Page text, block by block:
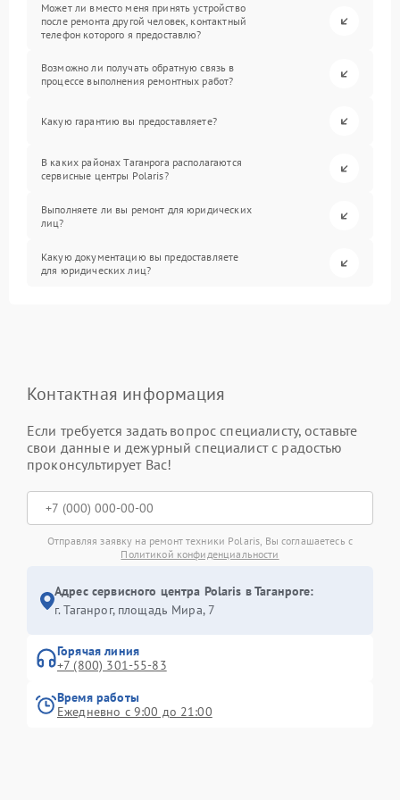
Может ли вместо меня принять устройство
после ремонта другой человек, контактный
телефон которого я предоставлю?
Возможно ли получать обратную связь в
процессе выполнения ремонтных работ?
Какую гарантию вы предоставляете?
В каких районах Таганрога располагаются
сервисные центры Polaris?
Выполняете ли вы ремонт для юридических
лиц?
Какую документацию вы предоставляете
для юридических лиц?
Контактная информация
Если требуется задать вопрос специалисту, оставьте
свои данные и дежурный специалист с радостью
проконсультирует Вас!
Отправляя заявку на ремонт техники Polaris, Вы соглашаетесь с
Политикой конфиденциальности
Адрес сервисного центра Polaris в Таганроге:
г. Таганрог, площадь Мира, 7
Горячая линия
+7 (800) 301-55-83
Время работы
Ежедневно с 9:00 до 21:00